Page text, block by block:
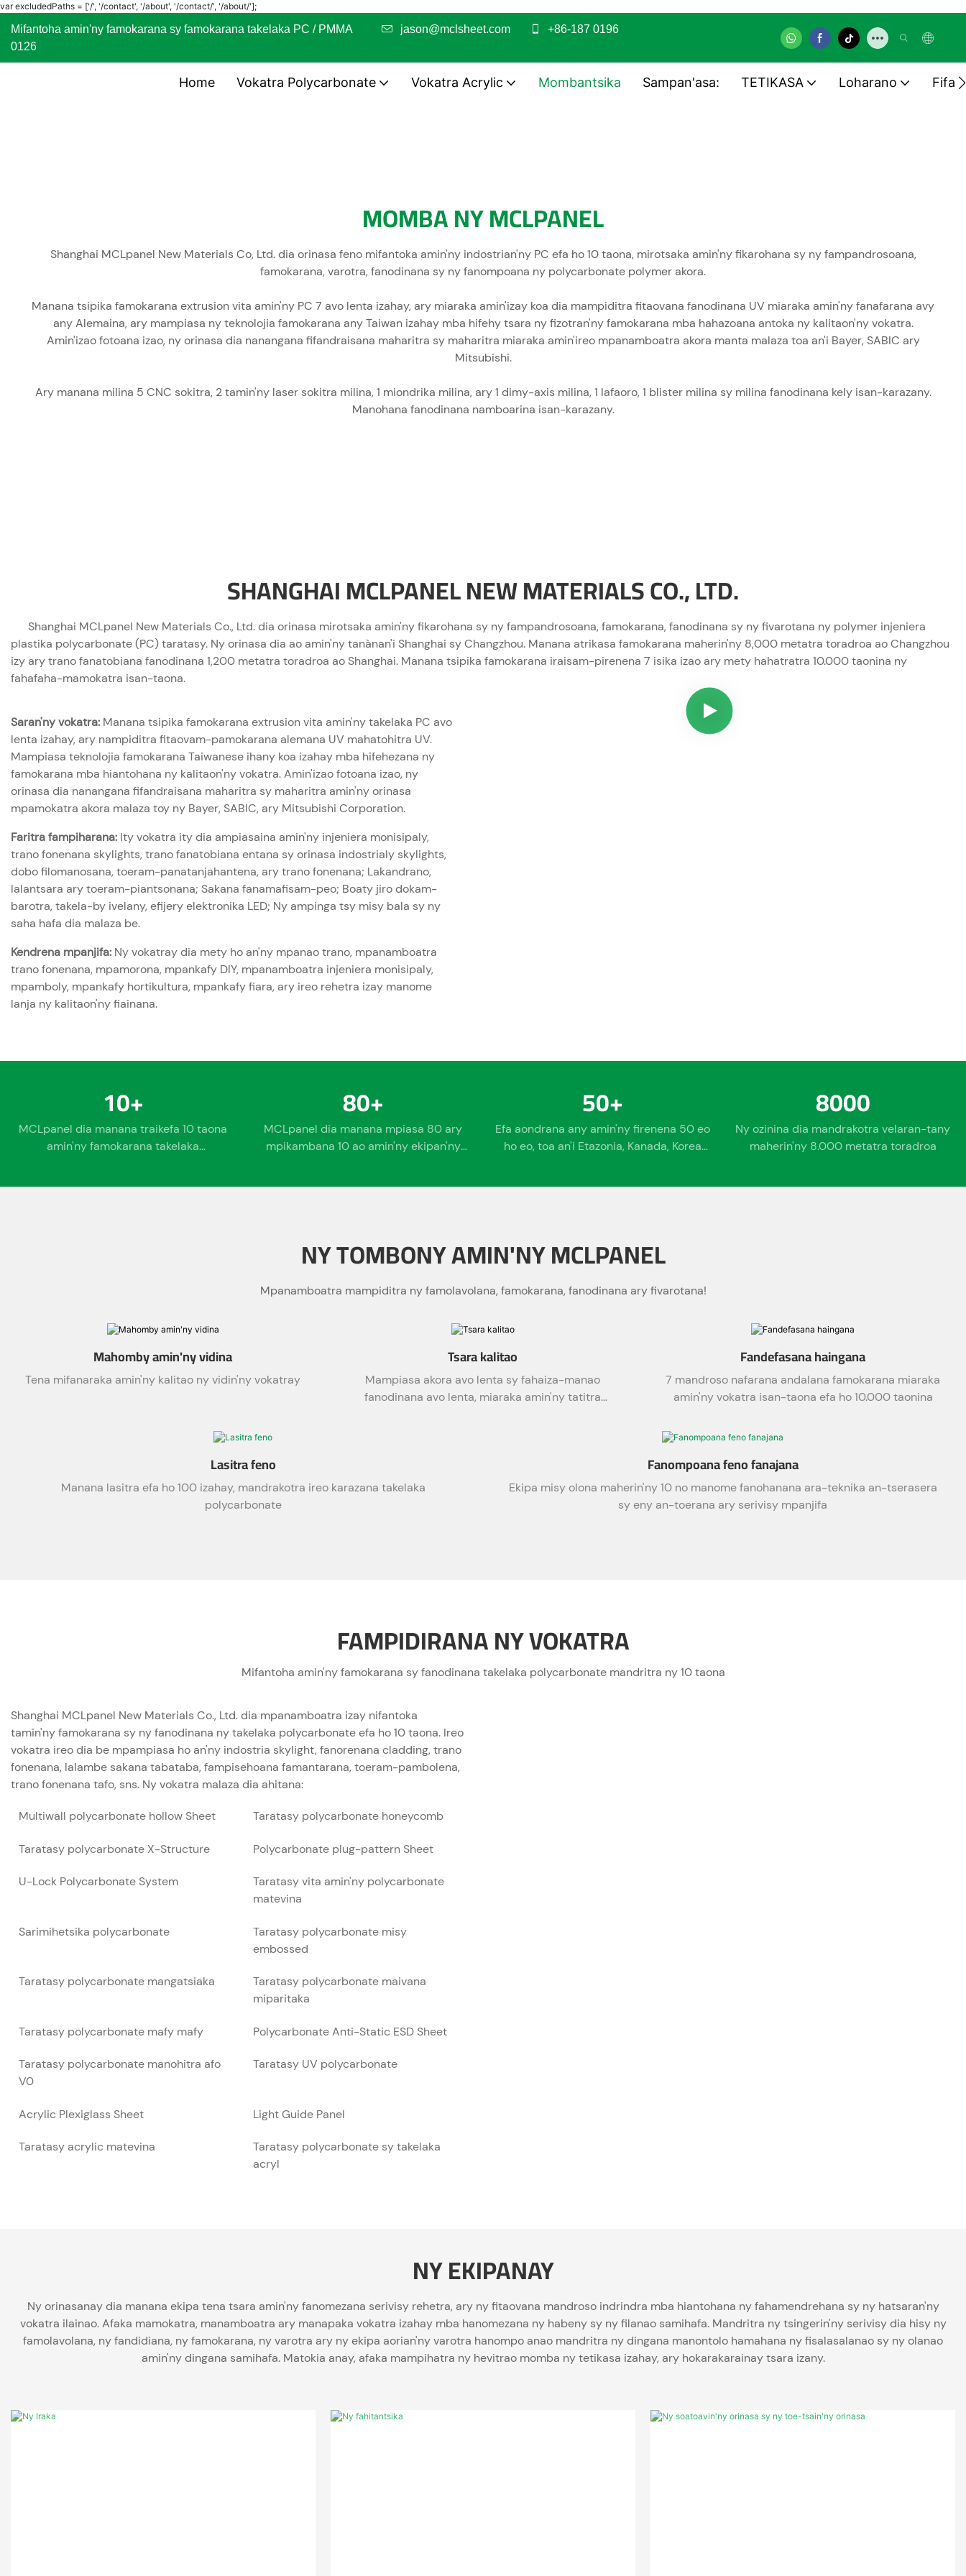
var excludedPaths = ['/', '/contact', '/about', '/contact/', '/about/'];
Mifantoha amin'ny famokarana sy famokarana takelaka PC / PMMA jason@mclsheet.com
+86-187 0196
0126
Home Vokatra Polycarbonate Vokatra Acrylic Mombantsika Sampan'asa: TETIKASA Loharano
MOMBA NY MCLPANEL
Shanghai MCLpanel New Materials Co, Ltd. dia orinasa feno mifantoka amin'ny indostrian'ny PC efa ho 10 taona, mirotsaka amin'ny fikarohana sy ny fampandrosoana,
famokarana, varotra, fanodinana sy ny fanompoana ny polycarbonate polymer akora.
Manana tsipika famokarana extrusion vita amin'ny PC 7 avo lenta izahay, ary miaraka amin'izay koa dia mampiditra fitaovana fanodinana UV miaraka amin'ny fanafarana avy
any Alemaina, ary mampiasa ny teknolojia famokarana any Taiwan izahay mba hifehy tsara ny fizotran'ny famokarana mba hahazoana antoka ny kalitaon'ny vokatra.
Amin'izao fotoana izao, ny orinasa dia nanangana fifandraisana maharitra sy maharitra miaraka amin'ireo mpanamboatra akora manta malaza toa an'i Bayer, SABIC ary
Mitsubishi.
Ary manana milina 5 CNC sokitra, 2 tamin'ny laser sokitra milina, 1 miondrika milina, ary 1 dimy-axis milina, 1 lafaoro, 1 blister milina sy milina fanodinana kely isan-karazany.
Manohana fanodinana namboarina isan-karazany.
SHANGHAI MCLPANEL NEW MATERIALS CO., LTD.
Shanghai MCLpanel New Materials Co., Ltd. dia orinasa mirotsaka amin'ny fikarohana sy ny fampandrosoana, famokarana, fanodinana sy ny fivarotana ny polymer injeniera
plastika polycarbonate (PC) taratasy. Ny orinasa dia ao amin'ny tanànan'i Shanghai sy Changzhou. Manana atrikasa famokarana maherin'ny 8,000 metatra toradroa ao Changzhou
izy ary trano fanatobiana fanodinana 1,200 metatra toradroa ao Shanghai. Manana tsipika famokarana iraisam-pirenena 7 isika izao ary mety hahatratra 10.000 taonina ny
fahafaha-mamokatra isan-taona.
Saran'ny vokatra: Manana tsipika famokarana extrusion vita amin'ny takelaka PC avo
lenta izahay, ary nampiditra fitaovam-pamokarana alemana UV mahatohitra UV.
Mampiasa teknolojia famokarana Taiwanese ihany koa izahay mba hifehezana ny
famokarana mba hiantohana ny kalitaon'ny vokatra. Amin'izao fotoana izao, ny
orinasa dia nanangana fifandraisana maharitra sy maharitra amin'ny orinasa
mpamokatra akora malaza toy ny Bayer, SABIC, ary Mitsubishi Corporation.
Faritra fampiharana: Ity vokatra ity dia ampiasaina amin'ny injeniera monisipaly,
trano fonenana skylights, trano fanatobiana entana sy orinasa indostrialy skylights,
dobo filomanosana, toeram-panatanjahantena, ary trano fonenana; Lakandrano,
lalantsara ary toeram-piantsonana; Sakana fanamafisam-peo; Boaty jiro dokam-
barotra, takela-by ivelany, efijery elektronika LED; Ny ampinga tsy misy bala sy ny
saha hafa dia malaza be.
Kendrena mpanjifa: Ny vokatray dia mety ho an'ny mpanao trano, mpanamboatra
trano fonenana, mpamorona, mpankafy DIY, mpanamboatra injeniera monisipaly,
mpamboly, mpankafy hortikultura, mpankafy fiara, ary ireo rehetra izay manome
lanja ny kalitaon'ny fiainana.
10+
MCLpanel dia manana traikefa 10 taona
amin'ny famokarana takelaka
80+
MCLpanel dia manana mpiasa 80 ary
mpikambana 10 ao amin'ny ekipan'ny
50+
Efa aondrana any amin'ny firenena 50 eo
ho eo, toa an'i Etazonia, Kanada, Korea
8000
Ny ozinina dia mandrakotra velaran-tany
maherin'ny 8.000 metatra toradroa
NY TOMBONY AMIN'NY MCLPANEL
Mpanamboatra mampiditra ny famolavolana, famokarana, fanodinana ary fivarotana!
Mahomby amin'ny vidina
Tena mifanaraka amin'ny kalitao ny vidin'ny vokatray
Tsara kalitao
Mampiasa akora avo lenta sy fahaiza-manao
fanodinana avo lenta, miaraka amin'ny tatitra
Fandefasana haingana
7 mandroso nafarana andalana famokarana miaraka
amin'ny vokatra isan-taona efa ho 10.000 taonina
Lasitra feno
Manana lasitra efa ho 100 izahay, mandrakotra ireo karazana takelaka
polycarbonate
Fanompoana feno fanajana
Ekipa misy olona maherin'ny 10 no manome fanohanana ara-teknika an-tserasera
sy eny an-toerana ary serivisy mpanjifa
FAMPIDIRANA NY VOKATRA
Mifantoha amin'ny famokarana sy fanodinana takelaka polycarbonate mandritra ny 10 taona
Shanghai MCLpanel New Materials Co., Ltd. dia mpanamboatra izay nifantoka
tamin'ny famokarana sy ny fanodinana ny takelaka polycarbonate efa ho 10 taona. Ireo
vokatra ireo dia be mpampiasa ho an'ny indostria skylight, fanorenana cladding, trano
fonenana, lalambe sakana tabataba, fampisehoana famantarana, toeram-pambolena,
trano fonenana tafo, sns. Ny vokatra malaza dia ahitana:
Multiwall polycarbonate hollow Sheet Taratasy polycarbonate honeycomb
Taratasy polycarbonate X-Structure Polycarbonate plug-pattern Sheet
U-Lock Polycarbonate System
Taratasy vita amin'ny polycarbonate
matevina
Sarimihetsika polycarbonate
Taratasy polycarbonate misy
embossed
Taratasy polycarbonate mangatsiaka
Taratasy polycarbonate maivana
miparitaka
Taratasy polycarbonate mafy mafy Polycarbonate Anti-Static ESD Sheet
Taratasy polycarbonate manohitra afo
V0
Taratasy UV polycarbonate
Acrylic Plexiglass Sheet Light Guide Panel
Taratasy acrylic matevina
Taratasy polycarbonate sy takelaka
acryl
NY EKIPANAY
Ny orinasanay dia manana ekipa tena tsara amin'ny fanomezana serivisy rehetra, ary ny fitaovana mandroso indrindra mba hiantohana ny fahamendrehana sy ny hatsaran'ny
vokatra ilainao. Afaka mamokatra, manamboatra ary manapaka vokatra izahay mba hanomezana ny habeny sy ny filanao samihafa. Mandritra ny tsingerin'ny serivisy dia hisy ny
famolavolana, ny fandidiana, ny famokarana, ny varotra ary ny ekipa aorian'ny varotra hanompo anao mandritra ny dingana manontolo hamahana ny fisalasalanao sy ny olanao
amin'ny dingana samihafa. Matokia anay, afaka mampihatra ny hevitrao momba ny tetikasa izahay, ary hokarakarainay tsara izany.